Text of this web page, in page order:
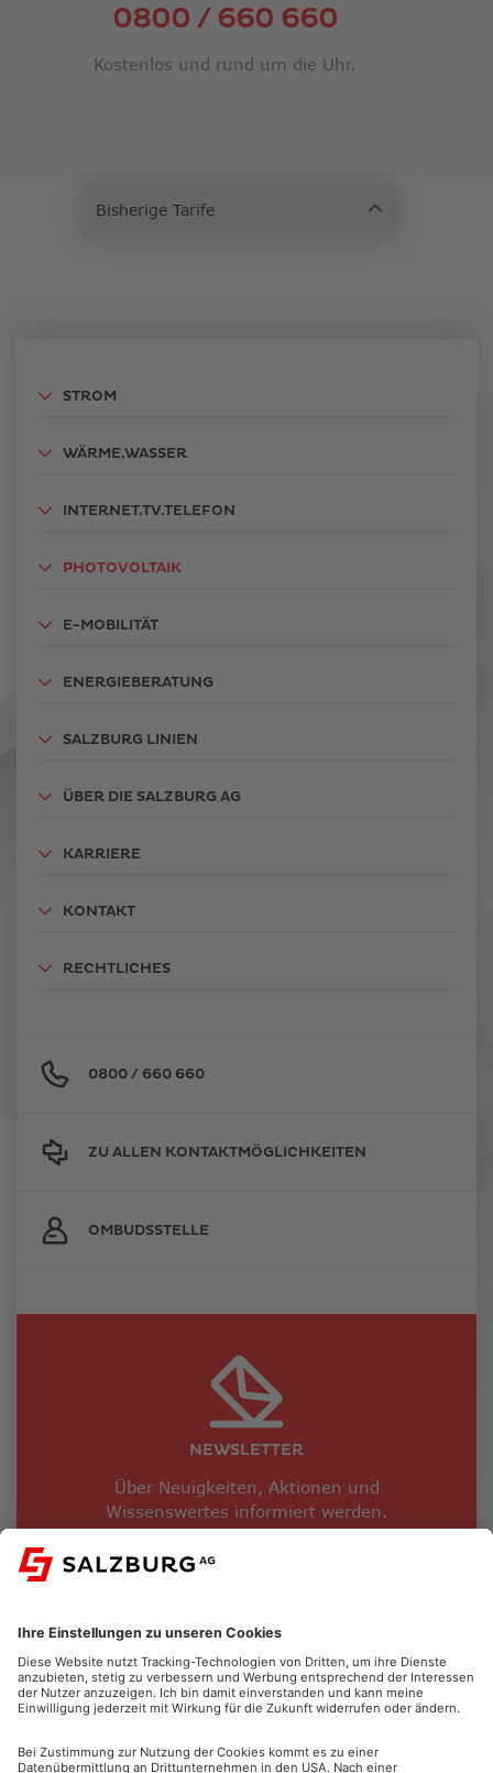
0800 / 660 660
Kostenlos und rund um die Uhr.
STROM
WÄRME.WASSER
INTERNET.TV.TELEFON
PHOTOVOLTAIK
E-MOBILITÄT
ENERGIEBERATUNG
SALZBURG LINIEN
ÜBER DIE SALZBURG AG
KARRIERE
KONTAKT
RECHTLICHES
0800 / 660 660
ZU ALLEN KONTAKTMÖGLICHKEITEN
OMBUDSSTELLE
NEWSLETTER
Über Neuigkeiten, Aktionen und
Wissenswertes informiert werden.
JETZT ANMELDEN